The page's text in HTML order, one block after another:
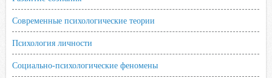
Современные психологические теории
Психология личности
Социально-психологические феномены